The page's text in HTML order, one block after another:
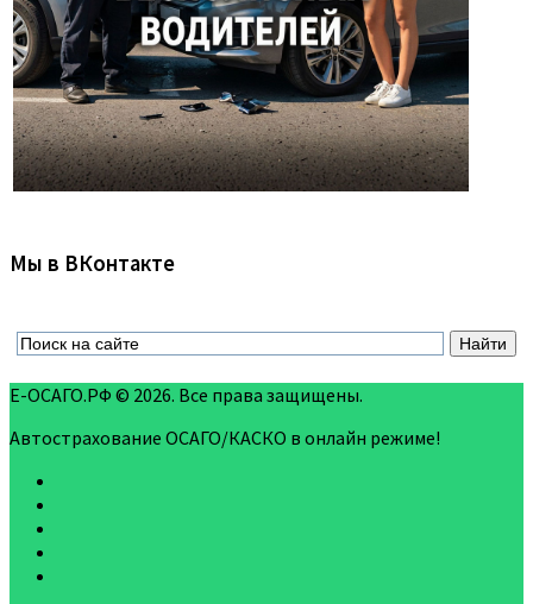
Мы в ВКонтакте
Е-ОСАГО.РФ © 2026. Все права защищены.
Автострахование ОСАГО/КАСКО в онлайн режиме!